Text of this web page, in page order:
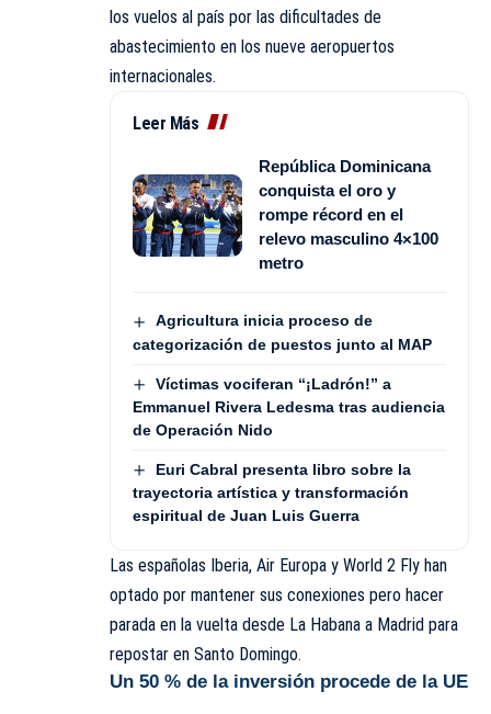
los vuelos al país por las dificultades de
abastecimiento en los nueve aeropuertos
internacionales.
Leer Más
República Dominicana
conquista el oro y
rompe récord en el
relevo masculino 4×100
metro
Agricultura inicia proceso de
categorización de puestos junto al MAP
Víctimas vociferan “¡Ladrón!” a
Emmanuel Rivera Ledesma tras audiencia
de Operación Nido
Euri Cabral presenta libro sobre la
trayectoria artística y transformación
espiritual de Juan Luis Guerra
Las españolas Iberia, Air Europa y World 2 Fly han
optado por mantener sus conexiones pero hacer
parada en la vuelta desde La Habana a Madrid para
repostar en Santo Domingo.
Un 50 % de la inversión procede de la UE